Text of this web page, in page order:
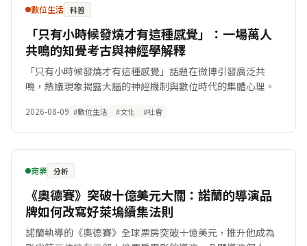
數位生活 科普
「只有小時候發燒才有這種感覺」：一場萬人
共鳴的知覺考古與神經學解釋
「只有小時候發燒才有這種感覺」話題在微博引發廣泛共
鳴，熱議現象揭露大腦的神經機制與數位時代的集體心理。
2026-08-09 #數位生活 #文化 #社會
商業 分析
《奧德賽》突破十億美元大關：諾蘭的導演品
牌如何改寫好萊塢續集法則
諾蘭執導的《奧德賽》全球票房突破十億美元，推升他成為